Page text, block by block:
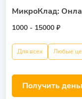
МикроКлад:
1000 - 15000 ₽
Для всех Любые
Получить